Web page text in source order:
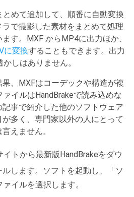
めて追加して、順番に自動変換
で撮影した素材をまとめて処理
す。MXF からMP4に出力ほか、
に変換することもできます。出力
しはありません。
、MXFはコーデックや構造が複
イルはHandBrakeで読み込めな
事で紹介した他のソフトウェア
多く、専門家以外の人にとって
えません。
イトから最新版HandBrakeをダウ
します。ソフトを起動し、「ソ
イルを選択します。